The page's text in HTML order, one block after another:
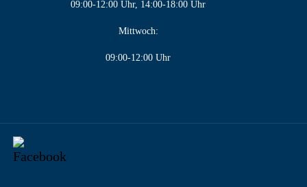
09:00-12:00 Uhr, 14:00-18:00 Uhr
Mittwoch:
09:00-12:00 Uhr